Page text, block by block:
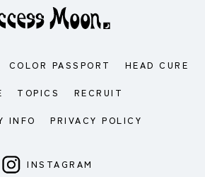
COLOR PASSPORT HEAD CURE
TOPICS RECRUIT
INFO PRIVACY POLICY
INSTAGRAM